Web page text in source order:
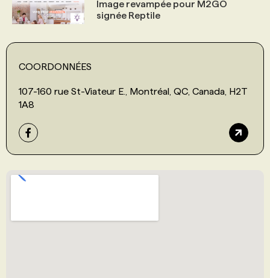
Image revampée pour M2GO
signée Reptile
COORDONNÉES
107-160 rue St-Viateur E., Montréal, QC, Canada, H2T
1A8